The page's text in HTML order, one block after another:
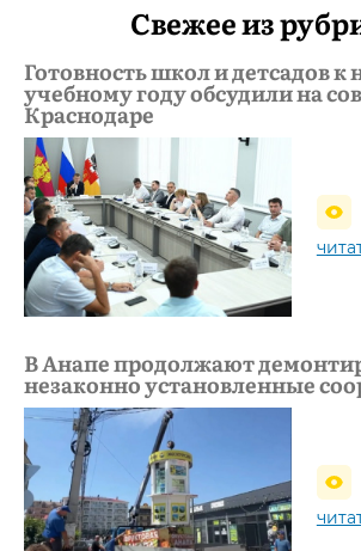
Свежее из
Готовность школ и детсадов к
учебному году обсудили на
Краснодаре
В Анапе продолжают
незаконно установленные